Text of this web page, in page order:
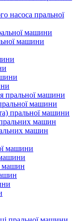
насоса пральної
машини
машини
пральної машини
машин